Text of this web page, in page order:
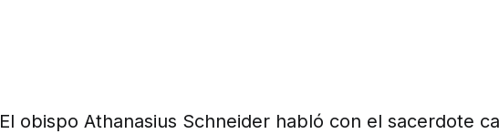
El obispo Athanasius Schneider habló con el sacerdote